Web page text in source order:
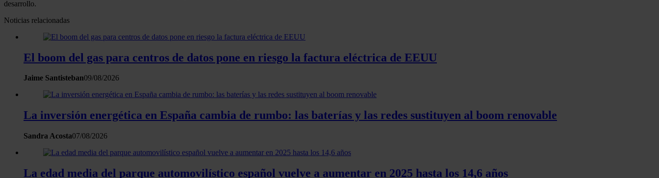
desarrollo.
Noticias relacionadas
El boom del gas para centros de datos pone en riesgo la factura eléctrica de EEUU
Jaime Santisteban09/08/2026
La inversión energética en España cambia de rumbo: las baterías y las redes sustituyen al boom renovable
Sandra Acosta07/08/2026
La edad media del parque automovilístico español vuelve a aumentar en 2025 hasta los 14,6 años